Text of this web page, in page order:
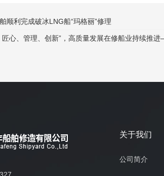
顺利完成破冰LNG船“玛格丽”修理
心、管理、创新”，高质量发展在修船业持续推
关于我们
公司简介